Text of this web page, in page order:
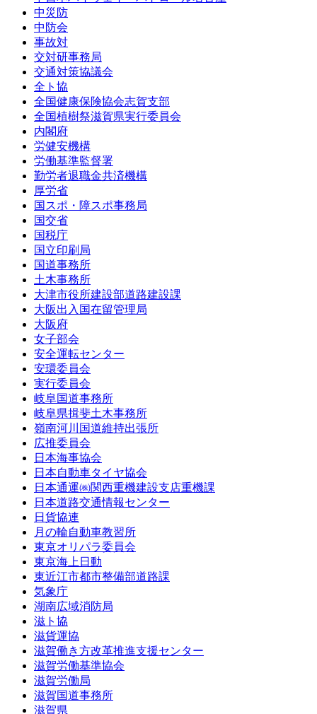
中災防
中防会
事故対
交対研事務局
交通対策協議会
全ト協
全国健康保険協会志賀支部
全国植樹祭滋賀県実行委員会
内閣府
労健安機構
労働基準監督署
勤労者退職金共済機構
厚労省
国スポ・障スポ事務局
国交省
国税庁
国立印刷局
国道事務所
土木事務所
大津市役所建設部道路建設課
大阪出入国在留管理局
大阪府
女子部会
安全運転センター
安環委員会
実行委員会
岐阜国道事務所
岐阜県揖斐土木事務所
嶺南河川国道維持出張所
広推委員会
日本海事協会
日本自動車タイヤ協会
日本通運㈱関西重機建設支店重機課
日本道路交通情報センター
日貨協連
月の輪自動車教習所
東京オリパラ委員会
東京海上日動
東近江市都市整備部道路課
気象庁
湖南広域消防局
滋ト協
滋貨運協
滋賀働き方改革推進支援センター
滋賀労働基準協会
滋賀労働局
滋賀国道事務所
滋賀県